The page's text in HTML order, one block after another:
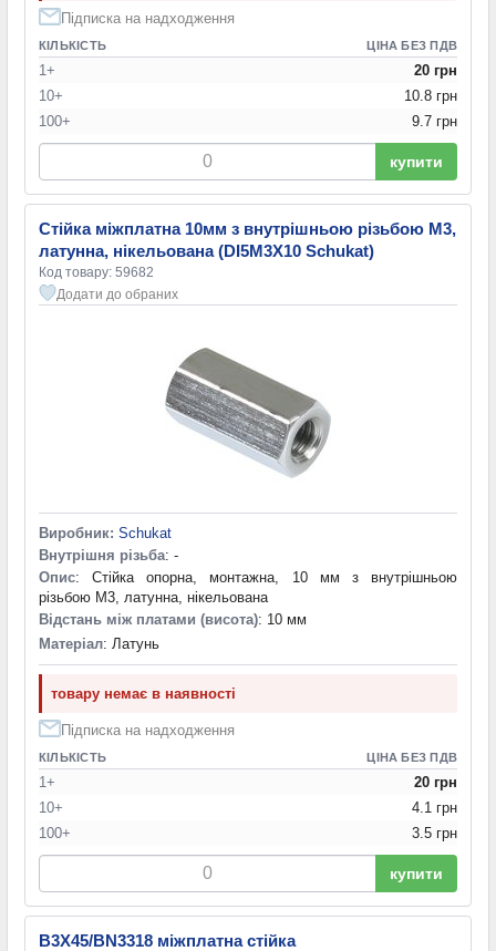
Підписка на надходження
КІЛЬКІСТЬ ЦІНА БЕЗ ПДВ
1+
20 грн
10+
10.8 грн
100+
9.7 грн
купити
Стійка міжплатна 10мм з внутрішньою різьбою М3,
латунна, нікельована (DI5M3X10 Schukat)
Код товару: 59682
Додати до обраних
Виробник: Schukat
Внутрішня різьба: -
Опис: Стійка опорна, монтажна, 10 мм з внутрішньою
різьбою М3, латунна, нікельована
Відстань між платами (висота): 10 мм
Матеріал: Латунь
товару немає в наявності
Підписка на надходження
КІЛЬКІСТЬ ЦІНА БЕЗ ПДВ
1+
20 грн
10+
4.1 грн
100+
3.5 грн
купити
B3X45/BN3318 міжплатна стійка